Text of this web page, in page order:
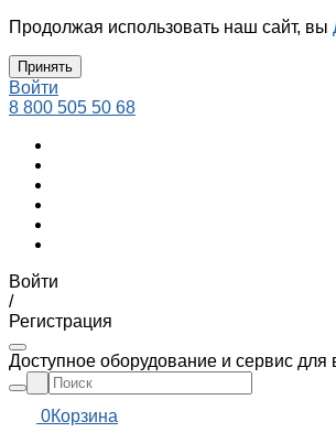
Продолжая использовать наш сайт, вы
Принять
Войти
8 800 505 50 68
Войти
/
Регистрация
Доступное оборудование и сервис для
0Корзина